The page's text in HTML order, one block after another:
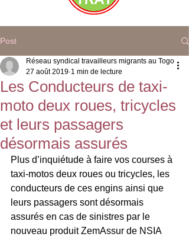
Post
Les Conducteurs de taxi-
moto deux roues, tricycles
et leurs passagers
désormais assurés
Réseau syndical travailleurs migrants au Togo
27 août 2019 1 min de lecture
Plus d’inquiétude à faire vos courses à
taxi-motos deux roues ou tricycles, les
conducteurs de ces engins ainsi que
leurs passagers sont désormais
assurés en cas de sinistres par le
nouveau produit ZemAssur de NSIA